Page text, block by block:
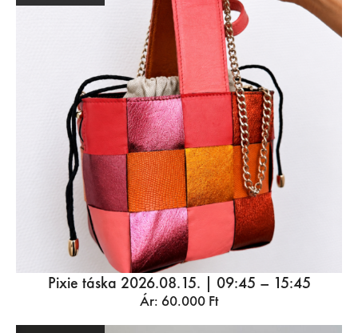
Pixie táska 2026.08.15. | 09:45 – 15:45
Ár: 60.000 Ft